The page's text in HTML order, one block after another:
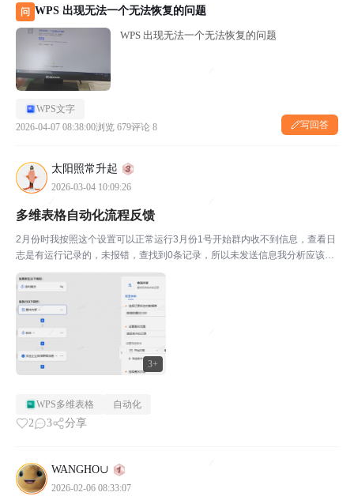
问 WPS 出现无法一个无法恢复的问题
WPS 出现无法一个无法恢复的问题
WPS文字
2026-04-07 08:38:00浏览 679评论 8 写回答
太阳照常升起
2026-03-04 10:09:26
3+
多维表格自动化流程反馈
2月份时我按照这个设置可以正常运行3月份1号开始群内收不到信息，查看日
志是有运行记录的，未报错，查找到0条记录，所以未发送信息我分析应该是
本月 出的问题，跨月后出错，我在设置里再次点击本月后运行，运行成功。
辛苦开发工作者核查下，谢谢
WPS多维表格 自动化
2 3 分享
WANGHO∪
2026-02-06 08:33:07